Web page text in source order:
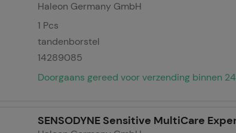
Haleon Germany GmbH
1 Pcs
tandenborstel
14289085
Doorgaans gereed voor verzending binnen
SENSODYNE Sensitive MultiCare